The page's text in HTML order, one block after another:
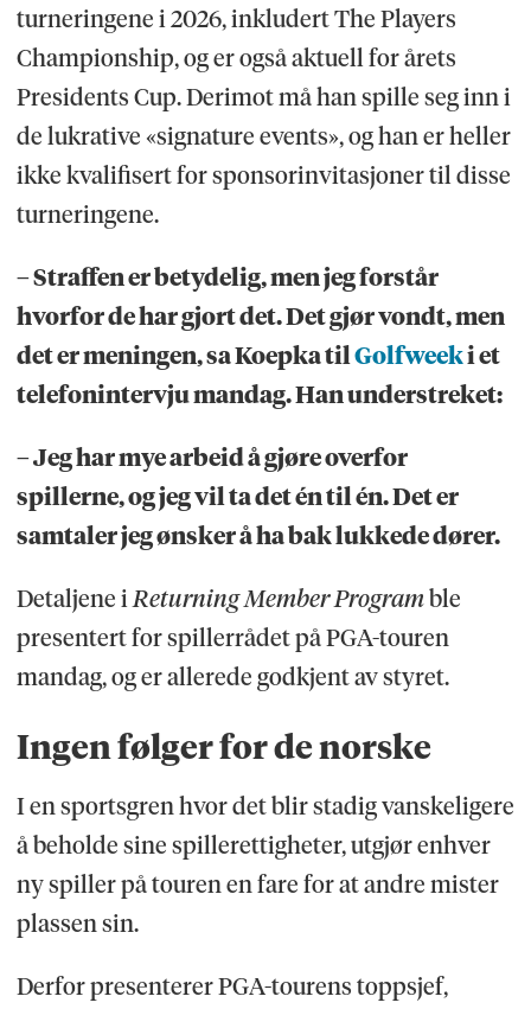
turneringene i 2026, inkludert The Players
Championship, og er også aktuell for årets
Presidents Cup. Derimot må han spille seg inn i
de lukrative «signature events», og han er heller
ikke kvalifisert for sponsorinvitasjoner til disse
turneringene.
– Straffen er betydelig, men jeg forstår
hvorfor de har gjort det. Det gjør vondt, men
det er meningen, sa Koepka tilGolfweeki et
telefonintervju mandag. Han understreket:
– Jeg har mye arbeid å gjøre overfor
spillerne, og jeg vil ta det én til én. Det er
samtaler jeg ønsker å ha bak lukkede dører.
Detaljene iReturning Member Programble
presentert for spillerrådet på PGA-touren
mandag, og er allerede godkjent av styret.
Ingen følger for de norske
I en sportsgren hvor det blir stadig vanskeligere
å beholde sine spillerettigheter, utgjør enhver
ny spiller på touren en fare for at andre mister
plassen sin.
Derfor presenterer PGA-tourens toppsjef,